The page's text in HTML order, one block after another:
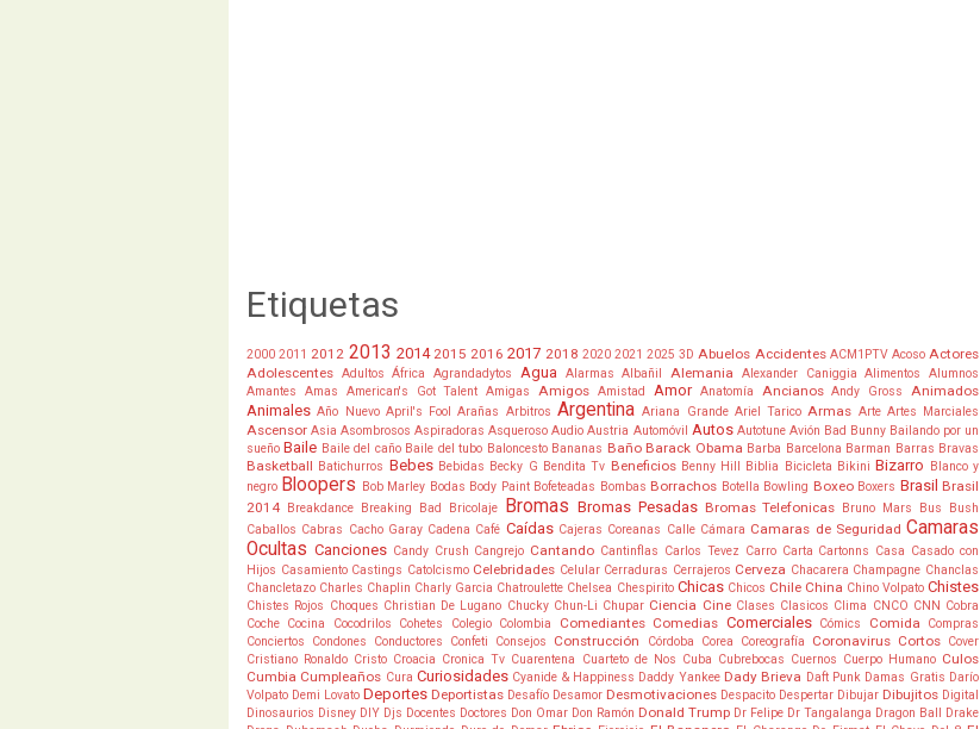
Etiquetas
2000 2011 2012 2013 2014 2015 2016 2017 2018 2020 2021 2025 3D Abuelos Accidentes ACM1PTV Acoso Actores
Adolescentes Adultos África Agrandadytos Agua Alarmas Albañil Alemania Alexander Caniggia Alimentos
Alumnos
Amantes
Amas American's Got Talent Amigas Amigos Amistad Amor Anatomía Ancianos Andy Gross Animados
Animales Año Nuevo April's Fool Arañas Arbitros Argentina Ariana Grande Ariel Tarico Armas Arte Artes Marciales
Ascensor Asia Asombrosos Aspiradoras Asqueroso Audio Austria Automóvil Autos Autotune Avión Bad Bunny Bailando por un
sueño Baile Baile del caño Baile del tubo Baloncesto Bananas Baño Barack Obama Barba Barcelona Barman Barras Bravas
Basketball Batichurros Bebes Bebidas Becky G Bendita Tv Beneficios Benny Hill Biblia Bicicleta Bikini Bizarro
Blanco y
negro Bloopers Bob Marley Bodas Body Paint Bofeteadas Bombas Borrachos Botella Bowling Boxeo Boxers Brasil Brasil
2014
Breakdance Breaking Bad Bricolaje Bromas Bromas Pesadas Bromas Telefonicas Bruno Mars Bus
Bush
Caballos Cabras Cacho Garay Cadena Café Caídas Cajeras Coreanas Calle Cámara Camaras de Seguridad Camaras
Ocultas Canciones Candy Crush Cangrejo Cantando Cantinflas Carlos Tevez Carro Carta Cartonns Casa Casado con
Hijos Casamiento Castings Catolcismo Celebridades Celular Cerraduras Cerrajeros Cerveza Chacarera Champagne Chanclas
Chancletazo Charles Chaplin Charly Garcia Chatroulette Chelsea Chespirito Chicas Chicos Chile China Chino Volpato Chistes
Chistes Rojos Choques Christian De Lugano Chucky Chun-Li Chupar Ciencia Cine Clases Clasicos Clima CNCO CNN Cobra
Coche Cocina Cocodrilos Cohetes Colegio Colombia Comediantes Comedias Comerciales Cómics Comida
Compras
Conciertos
Condones Conductores Confeti Consejos Construcción Córdoba Corea Coreografía Coronavirus Cortos Cover
Cristiano Ronaldo Cristo Croacia Cronica Tv Cuarentena Cuarteto de Nos Cuba Cubrebocas Cuernos Cuerpo Humano Culos
Cumbia Cumpleaños Cura Curiosidades Cyanide & Happiness Daddy Yankee Dady Brieva Daft Punk Damas Gratis Darío
Volpato Demi Lovato Deportes Deportistas Desafío Desamor Desmotivaciones Despacito Despertar Dibujar Dibujitos Digital
Dinosaurios Disney DIY Djs Docentes Doctores Don Omar Don Ramón Donald Trump Dr Felipe Dr Tangalanga Dragon Ball
Drake